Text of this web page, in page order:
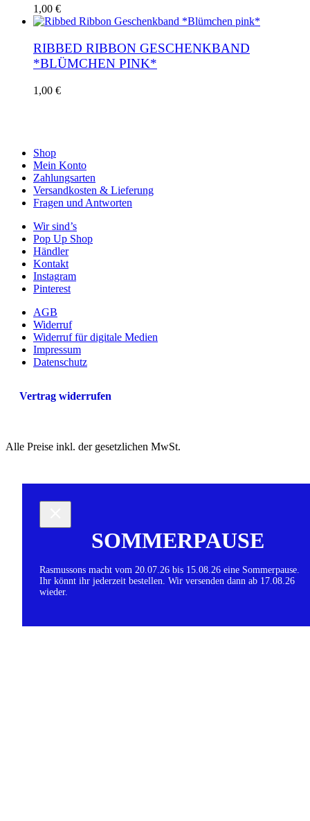
Optionen
können
der
Produktseite
werden
1,00 €Dieses
Produkt
mehrere
Varianten
auf.
Optionen
werden
RIBBED RIBBON GESCHENKBAND
*BLÜMCHEN PINK*
1,00 €Dieses
Die
Optionen
können
auf
Produktseite
gewählt
werden
Shop
Mein Konto
Zahlungsarten
Versandkosten & Lieferung
Fragen und Antworten
Wir sind’s
Pop Up Shop
Händler
Kontakt
Instagram
Pinterest
AGB
Widerruf
Widerruf für digitale Medien
Impressum
Datenschutz
Vertrag widerrufen
Alle Preise inkl. der gesetzlichen MwSt.
SOMMERPAUSE
Rasmussons macht vom 20.07.26 bis 15.08.26 eine Sommerpause.
Ihr könnt ihr jederzeit bestellen. Wir versenden dann ab 17.08.26
wieder.